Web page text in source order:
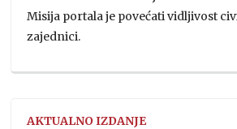
Misija portala je povećati vidljivost
zajednici.
AKTUALNO IZDANJE